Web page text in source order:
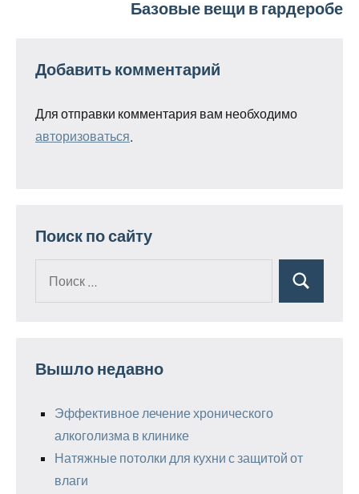
Базовые вещи в гардеробе
Добавить комментарий
Для отправки комментария вам необходимо
авторизоваться
Поиск по сайту
Поиск
Вышло недавно
Эффективное лечение хронического
алкоголизма в клинике
Натяжные потолки для кухни с защитой от
влаги